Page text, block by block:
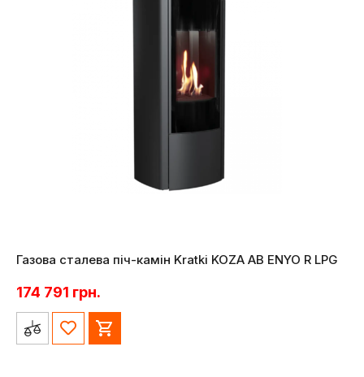
Газова сталева піч-камін Kratki KOZA AB ENYO R LPG
174 791 грн.